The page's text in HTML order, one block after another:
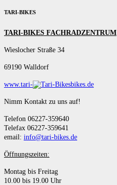
TARI-BIKES
TARI-BIKES FACHRADZENTRUM
Wieslocher Straße 34
69190 Walldorf
www.tari- bikes.de
Nimm Kontakt zu uns auf!
Telefon 06227-359640
Telefax 06227-359641
email: info@tari-bikes.de
Öffnungszeiten:
Montag bis Freitag
10.00 bis 19.00 Uhr